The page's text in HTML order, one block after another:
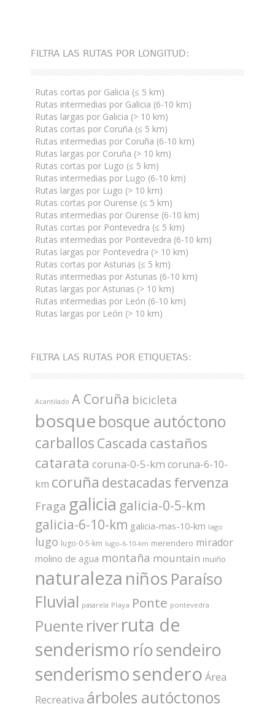
FILTRA LAS RUTAS POR LONGITUD:
Rutas cortas por Galicia (≤ 5 km)
Rutas intermedias por Galicia (6-10 km)
Rutas largas por Galicia (> 10 km)
Rutas cortas por Coruña (≤ 5 km)
Rutas intermedias por Coruña (6-10 km)
Rutas largas por Coruña (> 10 km)
Rutas cortas por Lugo (≤ 5 km)
Rutas intermedias por Lugo (6-10 km)
Rutas largas por Lugo (> 10 km)
Rutas cortas por Ourense (≤ 5 km)
Rutas intermedias por Ourense (6-10 km)
Rutas cortas por Pontevedra (≤ 5 km)
Rutas intermedias por Pontevedra (6-10 km)
Rutas largas por Pontevedra (> 10 km)
Rutas cortas por Asturias (≤ 5 km)
Rutas intermedias por Asturias (6-10 km)
Rutas largas por Asturias (> 10 km)
Rutas intermedias por León (6-10 km)
Rutas largas por León (> 10 km)
FILTRA LAS RUTAS POR ETIQUETAS:
Acantilado A Coruña bicicleta
bosque bosque autóctono
carballos Cascada castaños
catarata coruna-0-5-km coruna-6-10-
km coruña destacadas fervenza
Fraga galicia galicia-0-5-km
galicia-6-10-km galicia-mas-10-km lago
lugo lugo-0-5-km lugo-6-10-km merendero mirador
molino de agua montaña mountain muiño
naturaleza niños Paraíso
Fluvial pasarela Playa Ponte pontevedra
Puente riverruta de
senderismo ríosendeiro
senderismosendero Área
Recreativa árboles autóctonos